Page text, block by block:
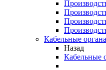
Кабельные
Назад
Кабельные